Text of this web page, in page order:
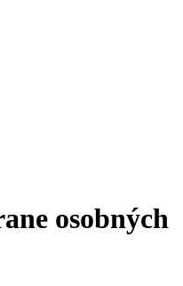
osobných